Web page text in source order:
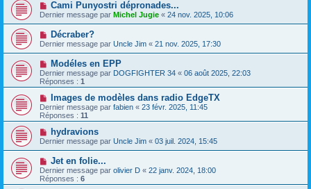
Cami Punyostri dépronades...
Dernier message par Michel Jugie « 24 nov. 2025, 10:06
Décraber?
Dernier message par Uncle Jim « 21 nov. 2025, 17:30
Modéles en EPP
Dernier message par DOGFIGHTER 34 « 06 août 2025, 22:03
Réponses : 1
Images de modèles dans radio EdgeTX
Dernier message par fabien « 23 févr. 2025, 11:45
Réponses : 11
hydravions
Dernier message par Uncle Jim « 03 juil. 2024, 15:45
Jet en folie...
Dernier message par olivier D « 22 janv. 2024, 18:00
Réponses : 6